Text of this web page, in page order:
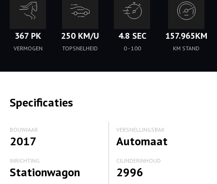
367 PK
VERMOGEN
250 KM/U
TOPSNELHEID
4.8 SEC
0 - 100
157.965KM
KM STAND
Specificaties
BOUWJAAR
2017
INRICHTING
Stationwagon
VERSNELLINGSBAK
Automaat
CILINDERINHOUD
2996